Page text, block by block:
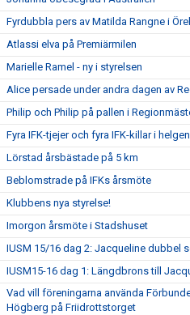
Fyrdubbla pers av Matilda Rangne i
Atlassi elva på Premiärmilen
Marielle Ramel - ny i styrelsen
Alice persade under andra dagen av
Philip och Philip på pallen i
Fyra IFK-tjejer och fyra IFK-killar i
Lörstad årsbästade på 5 km
Beblomstrade på IFKs årsmöte
Klubbens nya styrelse!
Imorgon årsmöte i Stadshuset
IUSM 15/16 dag 2: Jacqueline dubbel
IUSM15-16 dag 1: Längdbrons till
Vad vill föreningarna använda
Högberg på Friidrottstorget